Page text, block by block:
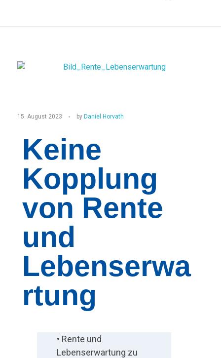
R
u
n
d
L
15. August 2023 by Daniel Horvath
Keine
Kopplung
von Rente
und
Lebenserwa
rtung
• Rente und
Lebenserwartung zu